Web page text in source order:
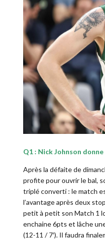
Q1 : Nick Johnson
Après la défaite de
profite pour ouvrir le bal,
triplé converti : le match
l’avantage après deux
petit à petit son Match 1
enchaine 6pts et lâche
(12-11 / 7′). Il faudra